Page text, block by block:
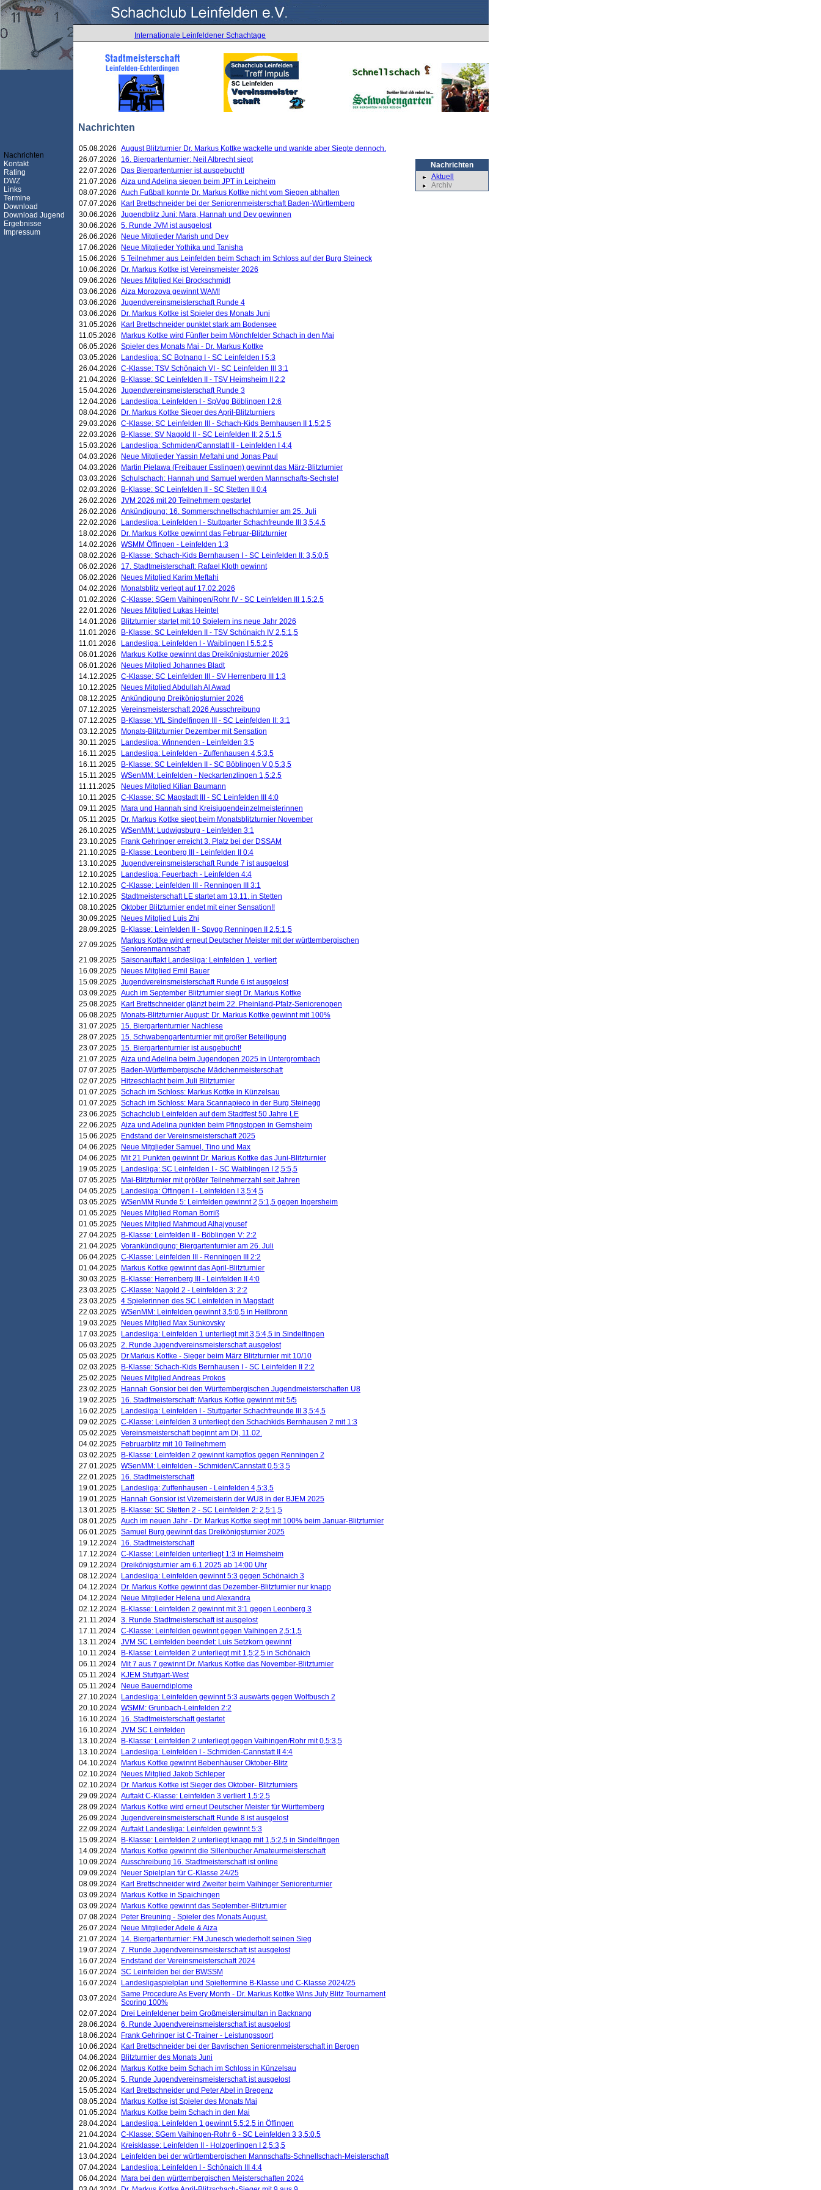
Internationale Leinfeldener Schachtage
Nachrichten
Nachrichten
Kontakt
Rating
DWZ
Links
Termine
Download
Download Jugend
Ergebnisse
Impressum
05.08.2026 August Blitzturnier Dr. Markus Kottke wackelte und wankte aber Siegte dennoch.
26.07.2026
16. Biergartenturnier: Neil Albrecht siegt
22.07.2026
Das Biergartenturnier ist ausgebucht!
21.07.2026 Aiza und Adelina siegen beim JPT in Leipheim
08.07.2026 Auch Fußball konnte Dr. Markus Kottke nicht vom Siegen abhalten
07.07.2026
Karl Brettschneider bei der Seniorenmeisterschaft Baden-Württemberg
30.06.2026 Jugendblitz Juni: Mara, Hannah und Dev gewinnen
30.06.2026 5. Runde JVM ist ausgelost
26.06.2026
Neue Mitglieder Marish und Dev
17.06.2026
Neue Mitglieder Yothika und Tanisha
15.06.2026 5 Teilnehmer aus Leinfelden beim Schach im Schloss auf der Burg Steineck
10.06.2026
Dr. Markus Kottke ist Vereinsmeister 2026
09.06.2026
Neues Mitglied Kei Brockschmidt
03.06.2026 Aiza Morozova gewinnt WAM!
03.06.2026 Jugendvereinsmeisterschaft Runde 4
03.06.2026
Dr. Markus Kottke ist Spieler des Monats Juni
31.05.2026
Karl Brettschneider punktet stark am Bodensee
11.05.2026
Markus Kottke wird Fünfter beim Mönchfelder Schach in den Mai
06.05.2026 Spieler des Monats Mai - Dr. Markus Kottke
03.05.2026
Landesliga: SC Botnang I - SC Leinfelden I 5:3
26.04.2026 C-Klasse: TSV Schönaich VI - SC Leinfelden III 3:1
21.04.2026
B-Klasse: SC Leinfelden II - TSV Heimsheim II 2:2
15.04.2026 Jugendvereinsmeisterschaft Runde 3
12.04.2026
Landesliga: Leinfelden I - SpVgg Böblingen I 2:6
08.04.2026
Dr. Markus Kottke Sieger des April-Blitzturniers
29.03.2026 C-Klasse: SC Leinfelden III - Schach-Kids Bernhausen II 1,5:2,5
22.03.2026
B-Klasse: SV Nagold II - SC Leinfelden II: 2,5:1,5
15.03.2026
Landesliga: Schmiden/Cannstatt II - Leinfelden I 4:4
04.03.2026
Neue Mitglieder Yassin Meftahi und Jonas Paul
04.03.2026
Martin Pielawa (Freibauer Esslingen) gewinnt das März-Blitzturnier
03.03.2026 Schulschach: Hannah und Samuel werden Mannschafts-Sechste!
02.03.2026
B-Klasse: SC Leinfelden II - SC Stetten II 0:4
26.02.2026 JVM 2026 mit 20 Teilnehmern gestartet
26.02.2026 Ankündigung: 16. Sommerschnellschachturnier am 25. Juli
22.02.2026
Landesliga: Leinfelden I - Stuttgarter Schachfreunde III 3,5:4,5
18.02.2026
Dr. Markus Kottke gewinnt das Februar-Blitzturnier
14.02.2026 WSMM Öffingen - Leinfelden 1:3
08.02.2026
B-Klasse: Schach-Kids Bernhausen I - SC Leinfelden II: 3,5:0,5
06.02.2026
17. Stadtmeisterschaft: Rafael Kloth gewinnt
06.02.2026
Neues Mitglied Karim Meftahi
04.02.2026
Monatsblitz verlegt auf 17.02.2026
01.02.2026 C-Klasse: SGem Vaihingen/Rohr IV - SC Leinfelden III 1,5:2,5
22.01.2026
Neues Mitglied Lukas Heintel
14.01.2026
Blitzturnier startet mit 10 Spielern ins neue Jahr 2026
11.01.2026
B-Klasse: SC Leinfelden II - TSV Schönaich IV 2,5:1,5
11.01.2026
Landesliga: Leinfelden I - Waiblingen I 5,5:2,5
06.01.2026
Markus Kottke gewinnt das Dreikönigsturnier 2026
06.01.2026
Neues Mitglied Johannes Bladt
14.12.2025 C-Klasse: SC Leinfelden III - SV Herrenberg III 1:3
10.12.2025
Neues Mitglied Abdullah Al Awad
08.12.2025 Ankündigung Dreikönigsturnier 2026
07.12.2025 Vereinsmeisterschaft 2026 Ausschreibung
07.12.2025
B-Klasse: VfL Sindelfingen III - SC Leinfelden II: 3:1
03.12.2025
Monats-Blitzturnier Dezember mit Sensation
30.11.2025
Landesliga: Winnenden - Leinfelden 3:5
16.11.2025
Landesliga: Leinfelden - Zuffenhausen 4,5:3,5
16.11.2025
B-Klasse: SC Leinfelden II - SC Böblingen V 0,5:3,5
15.11.2025 WSenMM: Leinfelden - Neckartenzlingen 1,5:2,5
11.11.2025
Neues Mitglied Kilian Baumann
10.11.2025 C-Klasse: SC Magstadt III - SC Leinfelden III 4:0
09.11.2025
Mara und Hannah sind Kreisjugendeinzelmeisterinnen
05.11.2025
Dr. Markus Kottke siegt beim Monatsblitzturnier November
26.10.2025 WSenMM: Ludwigsburg - Leinfelden 3:1
23.10.2025
Frank Gehringer erreicht 3. Platz bei der DSSAM
21.10.2025
B-Klasse: Leonberg III - Leinfelden II 0:4
13.10.2025 Jugendvereinsmeisterschaft Runde 7 ist ausgelost
12.10.2025
Landesliga: Feuerbach - Leinfelden 4:4
12.10.2025 C-Klasse: Leinfelden III - Renningen III 3:1
12.10.2025 Stadtmeisterschaft LE startet am 13.11. in Stetten
08.10.2025 Oktober Blitzturnier endet mit einer Sensation!!
30.09.2025
Neues Mitglied Luis Zhi
28.09.2025
B-Klasse: Leinfelden II - Spvgg Renningen II 2,5:1,5
27.09.2025
Markus Kottke wird erneut Deutscher Meister mit der württembergischen
Seniorenmannschaft
21.09.2025 Saisonauftakt Landesliga: Leinfelden 1. verliert
16.09.2025
Neues Mitglied Emil Bauer
15.09.2025 Jugendvereinsmeisterschaft Runde 6 ist ausgelost
03.09.2025 Auch im September Blitzturnier siegt Dr. Markus Kottke
25.08.2025
Karl Brettschneider glänzt beim 22. Pheinland-Pfalz-Seniorenopen
06.08.2025
Monats-Blitzturnier August: Dr. Markus Kottke gewinnt mit 100%
31.07.2025 15. Biergartenturnier Nachlese
28.07.2025 15. Schwabengartenturnier mit großer Beteiligung
23.07.2025 15. Biergartenturnier ist ausgebucht!
21.07.2025 Aiza und Adelina beim Jugendopen 2025 in Untergrombach
07.07.2025
Baden-Württembergische Mädchenmeisterschaft
02.07.2025
Hitzeschlacht beim Juli Blitzturnier
01.07.2025 Schach im Schloss: Markus Kottke in Künzelsau
01.07.2025 Schach im Schloss: Mara Scannapieco in der Burg Steinegg
23.06.2025 Schachclub Leinfelden auf dem Stadtfest 50 Jahre LE
22.06.2025 Aiza und Adelina punkten beim Pfingstopen in Gernsheim
15.06.2025
Endstand der Vereinsmeisterschaft 2025
04.06.2025
Neue Mitglieder Samuel, Tino und Max
04.06.2025
Mit 21 Punkten gewinnt Dr. Markus Kottke das Juni-Blitzturnier
19.05.2025
Landesliga: SC Leinfelden I - SC Waiblingen I 2,5:5,5
07.05.2025
Mai-Blitzturnier mit größter Teilnehmerzahl seit Jahren
04.05.2025
Landesliga: Öffingen I - Leinfelden I 3,5:4,5
03.05.2025 WSenMM Runde 5: Leinfelden gewinnt 2,5:1,5 gegen Ingersheim
01.05.2025
Neues Mitglied Roman Borriß
01.05.2025
Neues Mitglied Mahmoud Alhajyousef
27.04.2025
B-Klasse: Leinfelden II - Böblingen V: 2:2
21.04.2025 Vorankündigung: Biergartenturnier am 26. Juli
06.04.2025 C-Klasse: Leinfelden III - Renningen III 2:2
01.04.2025
Markus Kottke gewinnt das April-Blitzturnier
30.03.2025
B-Klasse: Herrenberg III - Leinfelden II 4:0
23.03.2025 C-Klasse: Nagold 2 - Leinfelden 3: 2:2
23.03.2025 4 Spielerinnen des SC Leinfelden in Magstadt
22.03.2025 WSenMM: Leinfelden gewinnt 3,5:0,5 in Heilbronn
19.03.2025
Neues Mitglied Max Sunkovsky
17.03.2025
Landesliga: Leinfelden 1 unterliegt mit 3,5:4,5 in Sindelfingen
06.03.2025 2. Runde Jugendvereinsmeisterschaft ausgelost
05.03.2025
Dr.Markus Kottke - Sieger beim März Blitzturnier mit 10/10
02.03.2025
B-Klasse: Schach-Kids Bernhausen I - SC Leinfelden II 2:2
25.02.2025
Neues Mitglied Andreas Prokos
23.02.2025
Hannah Gonsior bei den Württembergischen Jugendmeisterschaften U8
19.02.2025 16. Stadtmeisterschaft: Markus Kottke gewinnt mit 5/5
16.02.2025
Landesliga: Leinfelden I - Stuttgarter Schachfreunde III 3,5:4,5
09.02.2025 C-Klasse: Leinfelden 3 unterliegt den Schachkids Bernhausen 2 mit 1:3
05.02.2025 Vereinsmeisterschaft beginnt am Di, 11.02.
04.02.2025
Februarblitz mit 10 Teilnehmern
03.02.2025
B-Klasse: Leinfelden 2 gewinnt kampflos gegen Renningen 2
27.01.2025 WSenMM: Leinfelden - Schmiden/Cannstatt 0,5:3,5
22.01.2025 16. Stadtmeisterschaft
19.01.2025
Landesliga: Zuffenhausen - Leinfelden 4,5:3,5
19.01.2025
Hannah Gonsior ist Vizemeisterin der WU8 in der BJEM 2025
13.01.2025
B-Klasse: SC Stetten 2 - SC Leinfelden 2: 2,5:1,5
08.01.2025 Auch im neuen Jahr - Dr. Markus Kottke siegt mit 100% beim Januar-Blitzturnier
06.01.2025 Samuel Burg gewinnt das Dreikönigsturnier 2025
19.12.2024 16. Stadtmeisterschaft
17.12.2024 C-Klasse: Leinfelden unterliegt 1:3 in Heimsheim
09.12.2024
Dreikönigsturnier am 6.1.2025 ab 14:00 Uhr
08.12.2024
Landesliga: Leinfelden gewinnt 5:3 gegen Schönaich 3
04.12.2024
Dr. Markus Kottke gewinnt das Dezember-Blitzturnier nur knapp
04.12.2024
Neue Mitglieder Helena und Alexandra
02.12.2024
B-Klasse: Leinfelden 2 gewinnt mit 3:1 gegen Leonberg 3
21.11.2024 3. Runde Stadtmeisterschaft ist ausgelost
17.11.2024 C-Klasse: Leinfelden gewinnt gegen Vaihingen 2,5:1,5
13.11.2024 JVM SC Leinfelden beendet: Luis Setzkorn gewinnt
10.11.2024
B-Klasse: Leinfelden 2 unterliegt mit 1,5;2,5 in Schönaich
06.11.2024
Mit 7 aus 7 gewinnt Dr. Markus Kottke das November-Blitzturnier
05.11.2024
KJEM Stuttgart-West
05.11.2024
Neue Bauerndiplome
27.10.2024
Landesliga: Leinfelden gewinnt 5:3 auswärts gegen Wolfbusch 2
20.10.2024 WSMM: Grunbach-Leinfelden 2:2
16.10.2024 16. Stadtmeisterschaft gestartet
16.10.2024 JVM SC Leinfelden
13.10.2024
B-Klasse: Leinfelden 2 unterliegt gegen Vaihingen/Rohr mit 0,5:3,5
13.10.2024
Landesliga: Leinfelden I - Schmiden-Cannstatt II 4:4
04.10.2024
Markus Kottke gewinnt Bebenhäuser Oktober-Blitz
02.10.2024
Neues Mitglied Jakob Schleper
02.10.2024
Dr. Markus Kottke ist Sieger des Oktober- Blitzturniers
29.09.2024 Auftakt C-Klasse: Leinfelden 3 verliert 1,5:2,5
28.09.2024
Markus Kottke wird erneut Deutscher Meister für Württemberg
26.09.2024 Jugendvereinsmeisterschaft Runde 8 ist ausgelost
22.09.2024 Auftakt Landesliga: Leinfelden gewinnt 5:3
15.09.2024
B-Klasse: Leinfelden 2 unterliegt knapp mit 1,5:2,5 in Sindelfingen
14.09.2024
Markus Kottke gewinnt die Sillenbucher Amateurmeisterschaft
10.09.2024 Ausschreibung 16. Stadtmeisterschaft ist online
09.09.2024
Neuer Spielplan für C-Klasse 24/25
08.09.2024
Karl Brettschneider wird Zweiter beim Vaihinger Seniorenturnier
03.09.2024
Markus Kottke in Spaichingen
03.09.2024
Markus Kottke gewinnt das September-Blitzturnier
07.08.2024
Peter Breuning - Spieler des Monats August.
26.07.2024
Neue Mitglieder Adele & Aiza
21.07.2024 14. Biergartenturnier: FM Junesch wiederholt seinen Sieg
19.07.2024 7. Runde Jugendvereinsmeisterschaft ist ausgelost
16.07.2024
Endstand der Vereinsmeisterschaft 2024
16.07.2024 SC Leinfelden bei der BWSSM
16.07.2024
Landesligaspielplan und Spieltermine B-Klasse und C-Klasse 2024/25
03.07.2024 Same Procedure As Every Month - Dr. Markus Kottke Wins July Blitz Tournament
Scoring 100%
02.07.2024
Drei Leinfeldener beim Großmeistersimultan in Backnang
28.06.2024 6. Runde Jugendvereinsmeisterschaft ist ausgelost
18.06.2024
Frank Gehringer ist C-Trainer - Leistungssport
10.06.2024
Karl Brettschneider bei der Bayrischen Seniorenmeisterschaft in Bergen
04.06.2024
Blitzturnier des Monats Juni
02.06.2024
Markus Kottke beim Schach im Schloss in Künzelsau
20.05.2024 5. Runde Jugendvereinsmeisterschaft ist ausgelost
15.05.2024
Karl Brettschneider und Peter Abel in Bregenz
08.05.2024
Markus Kottke ist Spieler des Monats Mai
01.05.2024
Markus Kottke beim Schach in den Mai
28.04.2024
Landesliga: Leinfelden 1 gewinnt 5,5:2,5 in Öffingen
21.04.2024 C-Klasse: SGem Vaihingen-Rohr 6 - SC Leinfelden 3 3,5:0,5
21.04.2024
Kreisklasse: Leinfelden II - Holzgerlingen I 2,5:3,5
13.04.2024
Leinfelden bei der württembergischen Mannschafts-Schnellschach-Meisterschaft
07.04.2024
Landesliga: Leinfelden I - Schönaich III 4:4
06.04.2024
Mara bei den württembergischen Meisterschaften 2024
Nachrichten
Aktuell
Archiv